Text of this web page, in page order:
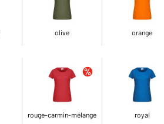
olive orange
rouge-carmin-mélange royal